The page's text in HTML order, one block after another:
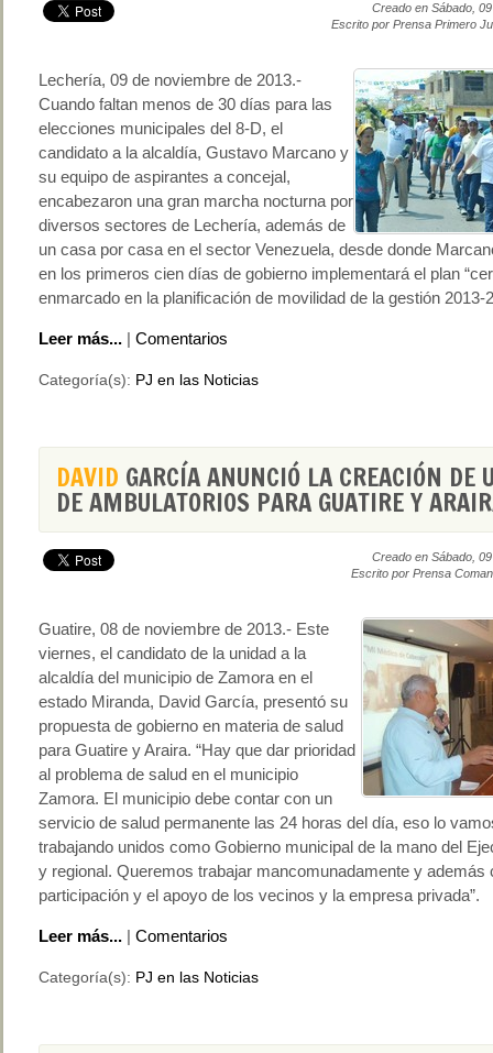
Creado en Sábado,
Escrito por Prensa Primero
Lechería, 09 de noviembre de 2013.-
Cuando faltan menos de 30 días para las
elecciones municipales del 8-D, el
candidato a la alcaldía, Gustavo Marcano y
su equipo de aspirantes a concejal,
encabezaron una gran marcha nocturna por
diversos sectores de Lechería, además de
un casa por casa en el sector Venezuela, desde donde
en los primeros cien días de gobierno implementará el plan
enmarcado en la planificación de movilidad de la gestión 2013-
Leer más... | Comentarios
Categoría(s): PJ en las Noticias
DAVID GARCÍA ANUNCIÓ LA CREACIÓN DE
DE AMBULATORIOS PARA GUATIRE Y
Creado en Sábado,
Escrito por Prensa
Guatire, 08 de noviembre de 2013.- Este
viernes, el candidato de la unidad a la
alcaldía del municipio de Zamora en el
estado Miranda, David García, presentó su
propuesta de gobierno en materia de salud
para Guatire y Araira. “Hay que dar prioridad
al problema de salud en el municipio
Zamora. El municipio debe contar con un
servicio de salud permanente las 24 horas del día, eso lo
trabajando unidos como Gobierno municipal de la mano del
y regional. Queremos trabajar mancomunadamente y además
participación y el apoyo de los vecinos y la empresa privada”.
Leer más... | Comentarios
Categoría(s): PJ en las Noticias